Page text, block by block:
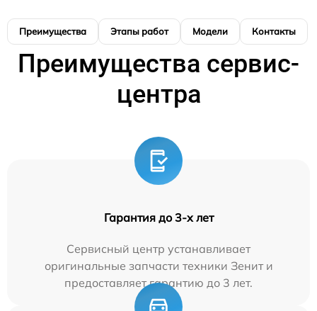
Преимущества Этапы работ Модели Контакты
Преимущества сервис-
центра
Гарантия до 3-х лет
Сервисный центр устанавливает
оригинальные запчасти техники Зенит и
предоставляет гарантию до 3 лет.